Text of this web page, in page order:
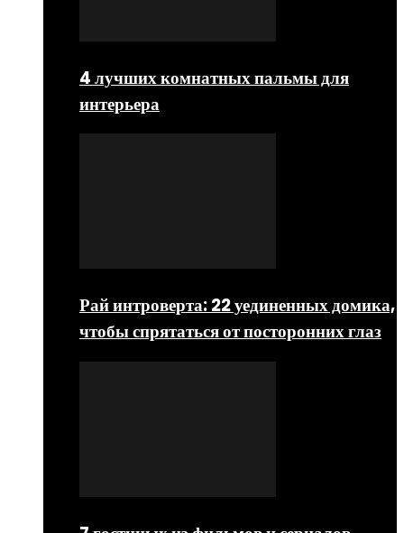
4 лучших комнатных пальмы для
интерьера
Рай интроверта: 22 уединенных домика,
чтобы спрятаться от посторонних глаз